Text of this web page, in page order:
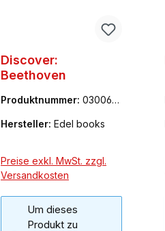
Discover:
Beethoven
Produktnummer: 0300691
Hersteller: Edel books
Preise exkl. MwSt. zzgl.
Versandkosten
Um dieses
Produkt zu